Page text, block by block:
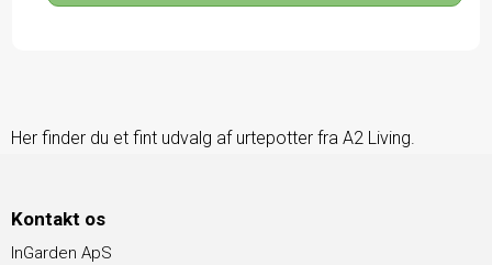
Her finder du et fint udvalg af urtepotter fra A2 Living.
Kontakt os
InGarden ApS